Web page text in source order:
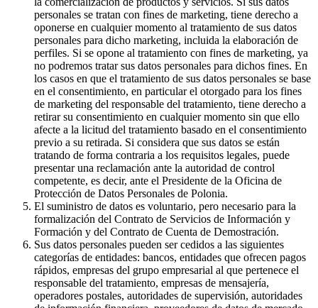
personales se tratan con fines de marketing, tiene derecho a
oponerse en cualquier momento al tratamiento de sus datos
personales para dicho marketing, incluida la elaboración de
perfiles. Si se opone al tratamiento con fines de marketing, ya
no podremos tratar sus datos personales para dichos fines. En
los casos en que el tratamiento de sus datos personales se base
en el consentimiento, en particular el otorgado para los fines
de marketing del responsable del tratamiento, tiene derecho a
retirar su consentimiento en cualquier momento sin que ello
afecte a la licitud del tratamiento basado en el consentimiento
previo a su retirada. Si considera que sus datos se están
tratando de forma contraria a los requisitos legales, puede
presentar una reclamación ante la autoridad de control
competente, es decir, ante el Presidente de la Oficina de
Protección de Datos Personales de Polonia.
El suministro de datos es voluntario, pero necesario para la
formalización del Contrato de Servicios de Información y
Formación y del Contrato de Cuenta de Demostración.
Sus datos personales pueden ser cedidos a las siguientes
categorías de entidades: bancos, entidades que ofrecen pagos
rápidos, empresas del grupo empresarial al que pertenece el
responsable del tratamiento, empresas de mensajería,
operadores postales, autoridades de supervisión, autoridades